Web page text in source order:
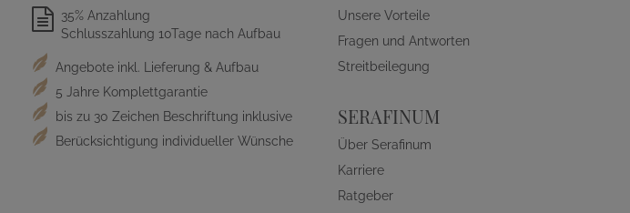
35% Anzahlung
Schlusszahlung 10Tage nach Aufbau
Angebote inkl. Lieferung & Aufbau
5 Jahre Komplettgarantie
bis zu 30 Zeichen Beschriftung inklusive
Berücksichtigung individueller Wünsche
Unsere Vorteile
Fragen und Antworten
Streitbeilegung
SERAFINUM
Über Serafinum
Karriere
Ratgeber